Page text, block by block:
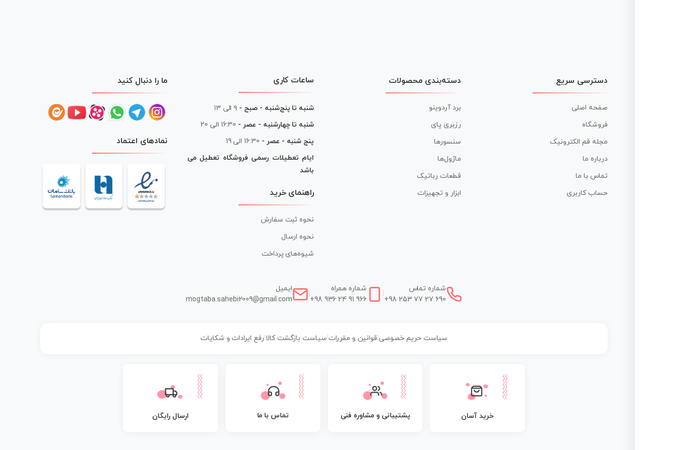
دسترسی سریع
صفحه اصلی
فروشگاه
مجله قم الکترونیک
درباره ما
تماس با ما
حساب کاربری
دسته‌بندی محصولات
برد آردوینو
رزبری پای
سنسورها
ماژول‌ها
قطعات رباتیک
ابزار و تجهیزات
ساعات کاری
شنبه تا پنج‌شنبه - صبح - ۹ الی ۱۳
شنبه تا چهارشنبه - عصر - 16:30 الی 20
پنج شنبه - عصر - 16:30 الی 19
ایام تعطیلات رسمی فروشگاه تعطیل می
باشد
راهنمای خرید
نحوه ثبت سفارش
نحوه ارسال
شیوه‌های پرداخت
ما را دنبال کنید
نمادهای اعتماد
شماره تماس
+98 253 77 27 690
شماره همراه
+98 936 24 91 966
ایمیل
mogtaba.sahebi2009@gmail.com
سیاست حریم خصوصی| قوانین و مقررات سیاست بازگشت کالا رفع ایرادات و شکایات
خرید آسان پشتیبانی و مشاوره فنی تماس با ما ارسال رایگان